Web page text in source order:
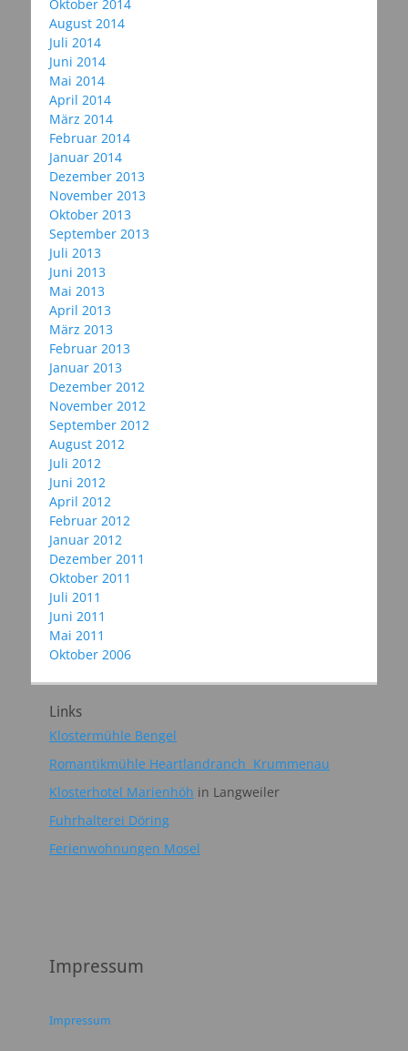
Oktober 2014
August 2014
Juli 2014
Juni 2014
Mai 2014
April 2014
März 2014
Februar 2014
Januar 2014
Dezember 2013
November 2013
Oktober 2013
September 2013
Juli 2013
Juni 2013
Mai 2013
April 2013
März 2013
Februar 2013
Januar 2013
Dezember 2012
November 2012
September 2012
August 2012
Juli 2012
Juni 2012
April 2012
Februar 2012
Januar 2012
Dezember 2011
Oktober 2011
Juli 2011
Juni 2011
Mai 2011
Oktober 2006
Links
Klostermühle Bengel
Romantikmühle Heartlandranch Krummenau
Klosterhotel Marienhöh in Langweiler
Fuhrhalterei Döring
Ferienwohnungen Mosel
Impressum
Impressum